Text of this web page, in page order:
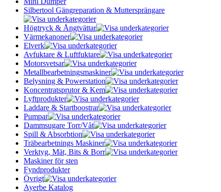
Silbertool Gängreparation & Muttersprängare
Högtryck & Ångtvättar
Värmekanoner
Elverk
Avfuktare & Luftfuktare
Motorsvetsar
Metallbearbetningsmaskiner
Belysning & Powerstation
Koncentratsprutor & Kem
Lyftprodukter
Laddare & Startboostrar
Pumpar
Dammsugare Torr/Våt
Spill & Absorbtion
Träbearbetnings Maskiner
Verktyg, Mät, Bits & Borr
Maskiner för sten
Fyndprodukter
Övrigt
Ayerbe Katalog